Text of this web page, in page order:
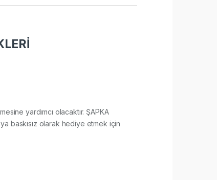
yardımcı olacaktır. ŞAPKA
baskısız olarak hediye etmek için